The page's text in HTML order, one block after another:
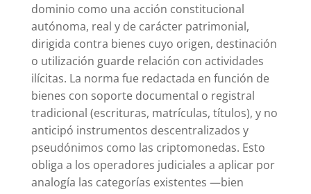
dominio como una acción constitucional
autónoma, real y de carácter patrimonial,
dirigida contra bienes cuyo origen, destinación
o utilización guarde relación con actividades
ilícitas. La norma fue redactada en función de
bienes con soporte documental o registral
tradicional (escrituras, matrículas, títulos), y no
anticipó instrumentos descentralizados y
pseudónimos como las criptomonedas. Esto
obliga a los operadores judiciales a aplicar por
analogía las categorías existentes —bien